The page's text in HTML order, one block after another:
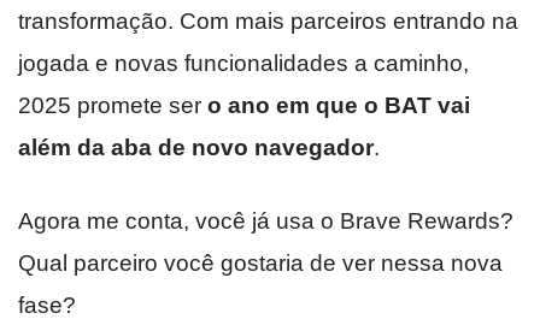
transformação. Com mais parceiros entrando na
jogada e novas funcionalidades a caminho,
2025 promete ser o ano em que o BAT vai
além da aba de novo navegador.
Agora me conta, você já usa o Brave Rewards?
Qual parceiro você gostaria de ver nessa nova
fase?